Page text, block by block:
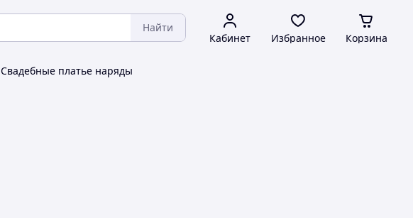
Найти
Кабинет Избранное Корзина
Свадебные платье наряды